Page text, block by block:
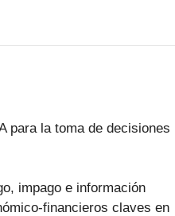
para la toma de decisiones
impago e información
financieros claves en